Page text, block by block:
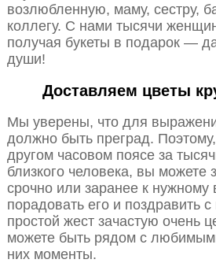
возлюбленную, маму, сестру,
коллегу. С нами тысячи
получая букеты в подарок —
души!
Доставляем цветы
Мы уверены, что для
должно быть преград.
другом часовом поясе за
близкого человека, вы можете
срочно или заранее к нужному
порадовать его и поздравить
простой жест зачастую очень
можете быть рядом с
них моменты.